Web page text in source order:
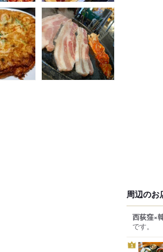
周辺のお
西荻窪×
です。
1